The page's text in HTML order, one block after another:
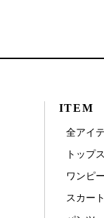
ITEM
全アイ
トップス
ワンピ
スカート